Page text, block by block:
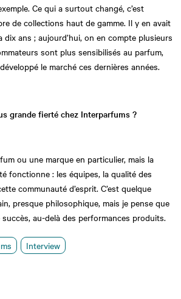
Ce qui a surtout changé, c’est
de collections haut de gamme. Il y en avait
dix ans ; aujourd’hui, on en compte plusieurs
sont plus sensibilisés au parfum,
le marché ces dernières années.
grande fierté chez Interparfums ?
ou une marque en particulier, mais la
fonctionne : les équipes, la qualité des
communauté d’esprit. C’est quelque
presque philosophique, mais je pense que
succès, au-delà des performances produits.
Interview